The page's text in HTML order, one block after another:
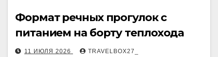
Формат речных прогулок с
питанием на борту теплохода
11 ИЮЛЯ 2026 TRAVELBOX27_